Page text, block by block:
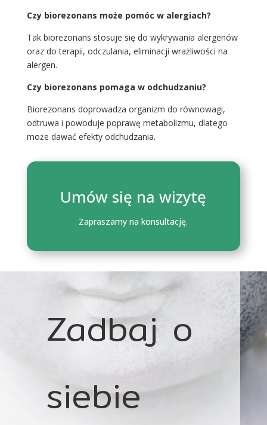
Czy biorezonans może pomóc w alergiach?
Tak biorezonans stosuje się do wykrywania alergenów
oraz do terapii, odczulania, eliminacji wrażliwości na
alergen.
Czy biorezonans pomaga w odchudzaniu?
Biorezonans doprowadza organizm do równowagi,
odtruwa i powoduje poprawę metabolizmu, dlatego
może dawać efekty odchudzania.
Umów się na wizytę
Zapraszamy na konsultację.
Zadbaj o
siebie